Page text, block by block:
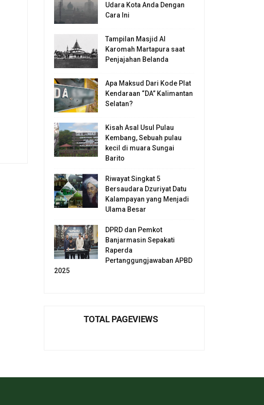
Udara Kota Anda Dengan
Cara Ini
Tampilan Masjid Al
Karomah Martapura saat
Penjajahan Belanda
Apa Maksud Dari Kode Plat
Kendaraan “DA” Kalimantan
Selatan?
Kisah Asal Usul Pulau
Kembang, Sebuah pulau
kecil di muara Sungai
Barito
Riwayat Singkat 5
Bersaudara Dzuriyat Datu
Kalampayan yang Menjadi
Ulama Besar
DPRD dan Pemkot
Banjarmasin Sepakati
Raperda
Pertanggungjawaban APBD
2025
TOTAL PAGEVIEWS